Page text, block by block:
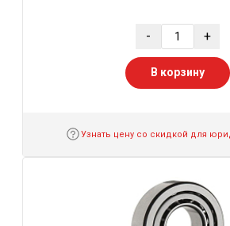
- +
В корзину
Узнать цену со скидкой для